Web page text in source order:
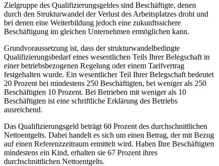
Zielgruppe des Qualifizierungsgeldes sind Beschäftigte, denen
durch den Strukturwandel der Verlust des Arbeitsplatzes droht und
bei denen eine Weiterbildung jedoch eine zukunftssichere
Beschäftigung im gleichen Unternehmen ermöglichen kann.
Grundvoraussetzung ist, dass der strukturwandelbedingte
Qualifizierungsbedarf eines wesentlichen Teils Ihrer Belegschaft in
einer betriebsbezogenen Regelung oder einem Tarifvertrag
festgehalten wurde. Ein wesentlicher Teil Ihrer Belegschaft bedeutet
20 Prozent bei mindestens 250 Beschäftigten, bei weniger als 250
Beschäftigten 10 Prozent. Bei Betrieben mit weniger als 10
Beschäftigten ist eine schriftliche Erklärung des Betriebs
ausreichend.
Das Qualifizierungsgeld beträgt 60 Prozent des durchschnittlichen
Nettoentgelts. Dabei handelt es sich um einen Betrag, der mit Bezug
auf einen Referenzzeitraum ermittelt wird. Haben Ihre Beschäftigten
mindestens ein Kind, erhalten sie 67 Prozent ihres
durchschnittlichen Nettoentgelts.